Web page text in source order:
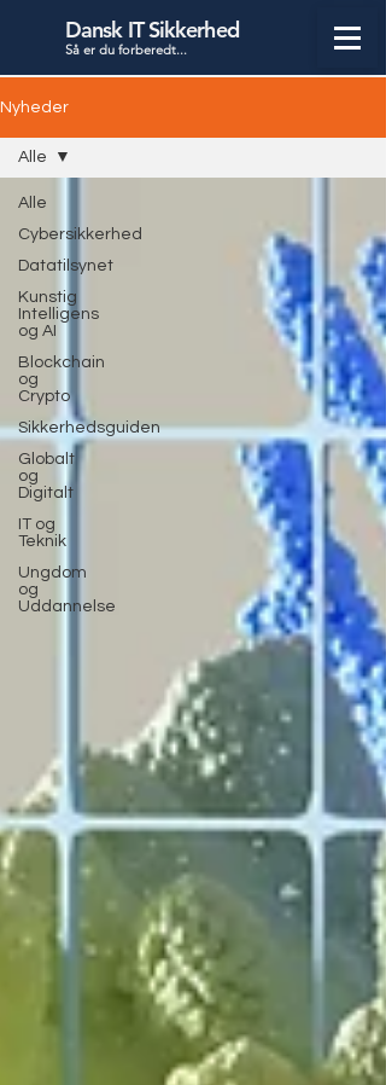
Dansk IT Sikkerhed
Så er du forberedt...
Nyheder
Alle
Cybersikkerhed
Datatilsynet
Kunstig
Intelligens
og AI
Blockchain
og
Crypto
Sikkerhedsguiden
Globalt
og
Digitalt
IT og
Teknik
Ungdom
og
Uddannelse
Alle